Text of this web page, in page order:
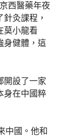
西醫藥年夜
灸課程，
莫小龍看
身健體，這
開設了一家
身在中國粹
中國。他和